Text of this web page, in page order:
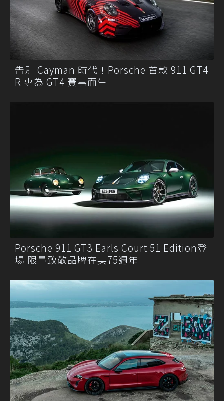
告別 Cayman 時代！Porsche 首款 911 GT4
R 專為 GT4 賽事而生
Porsche 911 GT3 Earls Court 51 Edition登
場 限量致敬品牌在英75週年